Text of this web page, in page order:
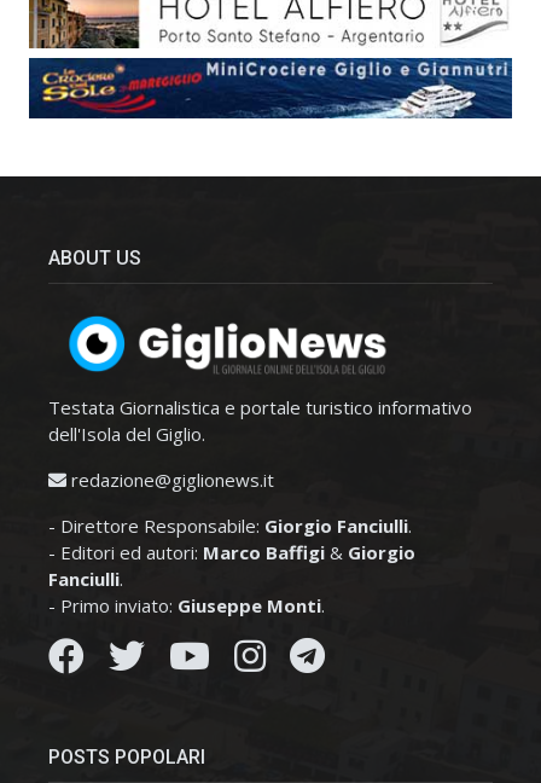
ABOUT US
Testata Giornalistica e portale turistico informativo
dell'Isola del Giglio.
redazione@giglionews.it
- Direttore Responsabile: Giorgio Fanciulli.
- Editori ed autori: Marco Baffigi & Giorgio
Fanciulli.
- Primo inviato: Giuseppe Monti.
POSTS POPOLARI